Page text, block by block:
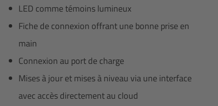
LED comme témoins lumineux
Fiche de connexion offrant une bonne prise en
main
Connexion au port de charge
Mises à jour et mises à niveau via une interface
avec accès directement au cloud